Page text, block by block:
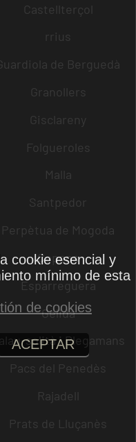
Castellterçol
rrius
Guardiola de Berguedà
Granollers
Gisclareny
Folgueroles
Malla
Santpedor
Perpètua de Mogoda
Copons
Esparreguera
Gelida
solità i Plegamans
Pacs del Penedès
Rajadell
Prats de Lluçanès
cookie esencial y
mínimo de esta
de cookies
ACEPTAR